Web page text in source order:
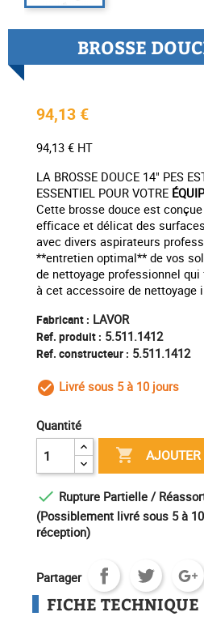
BROSSE
94,13 €
94,13 € HT
LA BROSSE DOUCE 14" PES
ESSENTIEL POUR VOTRE
Cette brosse douce est
efficace et délicat des
avec divers aspirateurs
**entretien optimal** de vos
de nettoyage professionnel
à cet accessoire de nettoyage
Fabricant : LAVOR
Ref. produit : 5.511.1412
Ref. constructeur : 5.511.1412
check_circle_outline
Livré sous 5 à 10 jours
Quantité

 Rupture Partielle /
(Possiblement livré sous 5 à
réception)
Partager
FICHE TECHNIQUE